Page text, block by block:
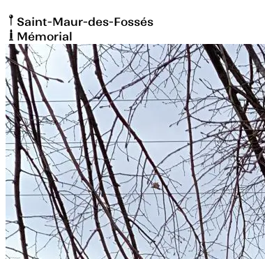
Saint-Maur-des-Fossés
Mémorial